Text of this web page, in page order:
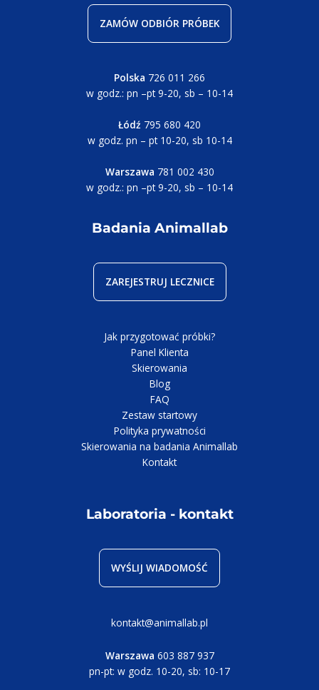
ZAMÓW ODBIÓR PRÓBEK
Polska 726 011 266
w godz.: pn –pt 9-20, sb – 10-14
Łódź 795 680 420
w godz. pn – pt 10-20, sb 10-14
Warszawa 781 002 430
w godz.: pn –pt 9-20, sb – 10-14
Badania Animallab
ZAREJESTRUJ LECZNICE
Jak przygotować próbki?
Panel Klienta
Skierowania
Blog
FAQ
Zestaw startowy
Polityka prywatności
Skierowania na badania Animallab
Kontakt
Laboratoria - kontakt
WYŚLIJ WIADOMOŚĆ
kontakt@animallab.pl
Warszawa 603 887 937
pn-pt: w godz. 10-20, sb: 10-17